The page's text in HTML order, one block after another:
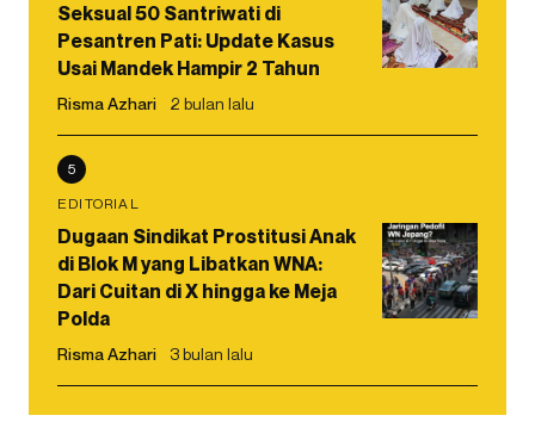
Seksual 50 Santriwati di
Pesantren Pati: Update Kasus
Usai Mandek Hampir 2 Tahun
Risma Azhari 2 bulan lalu
5
EDITORIAL
Dugaan Sindikat Prostitusi Anak
di Blok M yang Libatkan WNA:
Dari Cuitan di X hingga ke Meja
Polda
Risma Azhari 3 bulan lalu